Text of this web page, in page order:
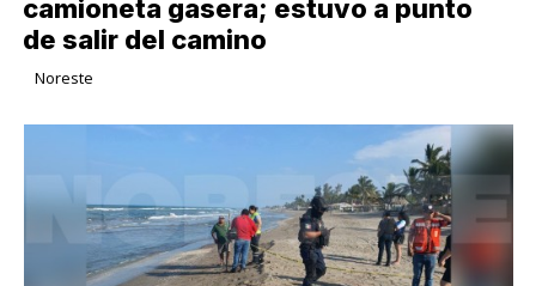
camioneta gasera; estuvo a punto
de salir del camino
Noreste